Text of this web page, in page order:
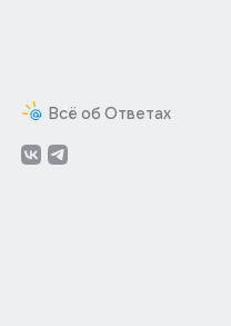
Всё об Ответах